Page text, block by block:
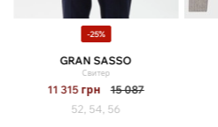
-25%
GRAN SASSO
Свитер
11 315 грн
15 087
52, 54, 56